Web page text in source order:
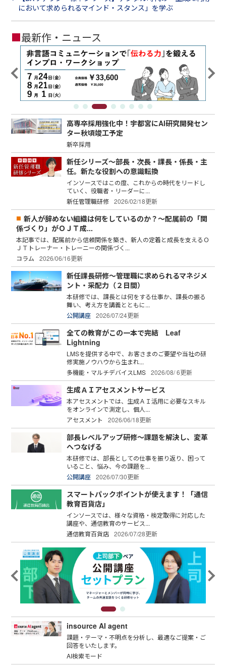
において求められるマインド・スタンス」を学ぶ
■最新作・ニュース
高専卒採用強化中！宇都宮にAI研究開発セン
ター秋頃竣工予定
新卒採用
新任シリーズ～部長・次長・課長・係長・主
任。新たな役割への意識転換
インソースではこの度、これからの時代をリードし
ていく、役職者・リーダーに...
新任管理職研修 2026/02/18更新
新人が辞めない組織は何をしているのか？～配属前の「関
係づくり」がＯＪＴ成...
本記事では、配属前から信頼関係を築き、新人の定着と成長を支えるＯ
ＪＴトレーナー・トレーニーの関係づく...
コラム
2026/06/16更新
新任課長研修～管理職に求められるマネジメ
ント・采配力（２日間）
本研修では、課長とは何をする仕事か、課長の振る
舞い、考え方を講義とともに...
公開講座 2026/07/24更新
全ての教育がこの一本で完結 Leaf
Lightning
LMSを提供する中で、お客さまのご要望や当社の研
修実施ノウハウから生まれ...
多機能・マルチデバイスLMS 2026/08/ 6更新
生成ＡＩアセスメントサービス
本アセスメントでは、生成ＡＩ活用に必要なスキル
をオンラインで測定し、個人...
アセスメント
2026/06/18更新
部長レベルアップ研修～課題を解決し、変革
へつなげる
本研修では、部長としての仕事を振り返り、困って
いること、悩み、今の課題を...
公開講座 2026/07/30更新
スマートパックポイントが使えます！「通信
教育百貨店」
インソースでは、様々な資格・検定取得に対応した
講座や、通信教育のサービス...
通信教育百貨店 2026/07/28更新
insource AI agent
課題・テーマ・不明点を分析し、最適なご提案・ご
回答をいたします。
AI検索モード